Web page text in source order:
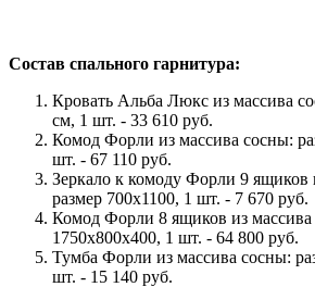
Состав спального гарнитура:
Кровать Альба Люкс из массива
см, 1 шт. - 33 610 руб.
Комод Форли из массива сосны:
шт. - 67 110 руб.
Зеркало к комоду Форли 9 ящиков
размер 700x1100, 1 шт. - 7 670 руб.
Комод Форли 8 ящиков из массива
1750x800x400, 1 шт. - 64 800 руб.
Тумба Форли из массива сосны:
шт. - 15 140 руб.